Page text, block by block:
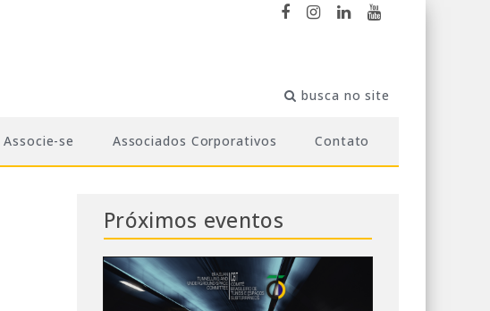
Associe-se Associados Corporativos Contato
Próximos eventos